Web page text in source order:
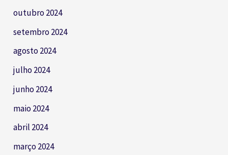
outubro 2024
setembro 2024
agosto 2024
julho 2024
junho 2024
maio 2024
abril 2024
março 2024